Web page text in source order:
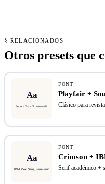
§ RELACIONADOS
Otros presets que
FONT
Playfair +
Clásico para
FONT
Crimson +
Serif académico +